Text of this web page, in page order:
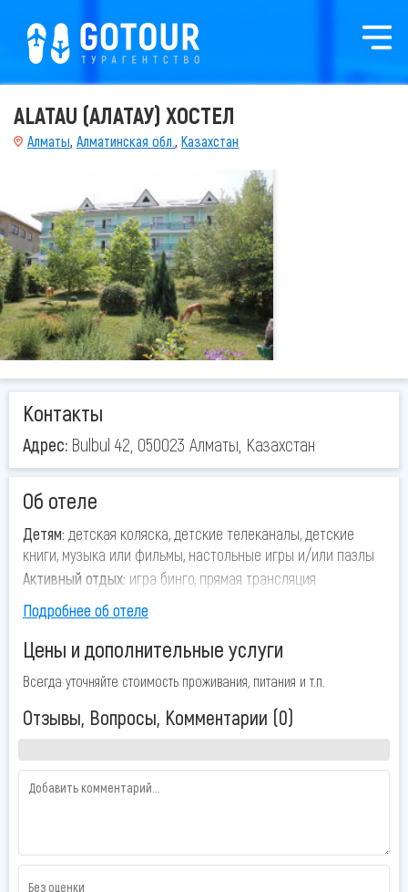
ALATAU (АЛАТАУ) ХОСТЕЛ
Алматы, Алматинская обл., Казахстан
Контакты
Адрес: Bulbul 42, 050023 Алматы, Казахстан
Об отеле
Детям: детская коляска, детские телеканалы, детские
книги, музыка или фильмы, настольные игры и/или пазлы
Активный отдых: игра бинго, прямая трансляция
спортивных мероприятий, кино вечер, снаряжение для
бадминтона, велоспорт маршруты для пеших прогулок,
дартс, игровая комната, катание на лыжах
Хостел «Алатау» с садом, террасой и бесплатным Wi-Fi
расположен в Алматы, в 20 км от спортивного комплекса
«Медеу». Хостел находится примерно в 27 км от
горнолыжного курорта Чимбулак, в 4,3 км от
Президента Республики Казахстан. К услугам гостей
круглосуточная стойка регистрации, общая кухня и
Номера оснащены духовкой.
В окрестностях можно заняться различными видами
Подробнее об отеле
Цены и дополнительные услуги
Всегда уточняйте стоимость проживания, питания и т.п.
Отзывы, Вопросы, Комментарии (0)